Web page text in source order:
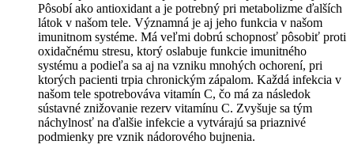
Pôsobí ako antioxidant a je potrebný pri metabolizme ďalších
látok v našom tele. Významná je aj jeho funkcia v našom
imunitnom systéme. Má veľmi dobrú schopnosť pôsobiť proti
oxidačnému stresu, ktorý oslabuje funkcie imunitného
systému a podieľa sa aj na vzniku mnohých ochorení, pri
ktorých pacienti trpia chronickým zápalom. Každá infekcia v
našom tele spotrebováva vitamín C, čo má za následok
sústavné znižovanie rezerv vitamínu C. Zvyšuje sa tým
náchylnosť na ďalšie infekcie a vytvárajú sa priaznivé
podmienky pre vznik nádorového bujnenia.